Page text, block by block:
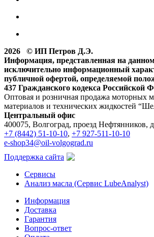
2026 © ИП Петров Д.Э.
Информация, представленная на
исключительно информационный
публичной офертой, определяемой
437 Гражданского кодекса Российской
Оптовая и розничная продажа моторных
материалов и технических жидкостей
Центральный офис
400075, Волгоград, проезд Нефтянников,
+7 (8442) 51-10-10, +7 927-511-10-10
e-shop34@oil-volgograd.ru
Поддержка сайта
Сервисы
Анализ масла (Сервис LubeAnalyst)
Информация
Доставка
Гарантия
Вопрос-ответ